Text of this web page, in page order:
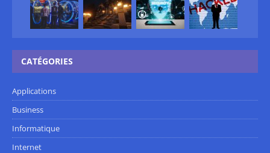
CATÉGORIES
Applications
Business
Informatique
Internet